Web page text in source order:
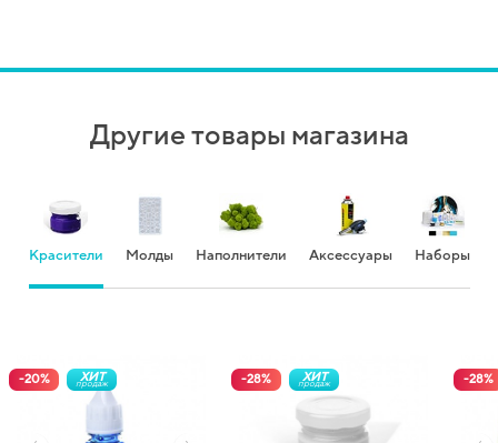
Другие товары магазина
Красители Молды Наполнители Аксессуары Наборы
-20% ХИТ
продаж -28% ХИТ
продаж -28%